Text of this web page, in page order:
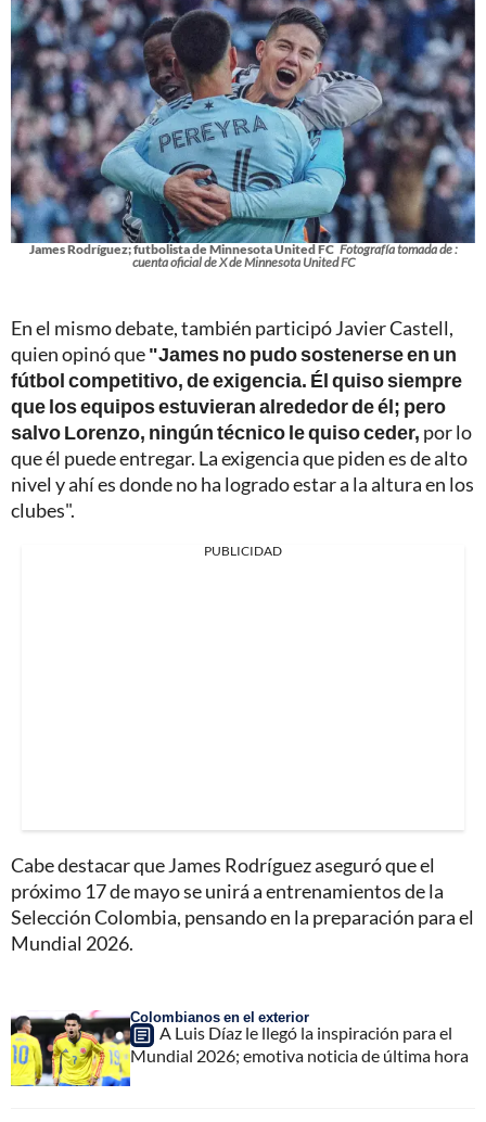
James Rodríguez; futbolista de Minnesota United FC Fotografía tomada de :
cuenta oficial de X de Minnesota United FC
En el mismo debate, también participó Javier Castell,
quien opinó que"James no pudo sostenerse en un
fútbol competitivo, de exigencia. Él quiso siempre
que los equipos estuvieran alrededor de él; pero
salvo Lorenzo, ningún técnico le quiso ceder, por lo
que él puede entregar. La exigencia que piden es de alto
nivel y ahí es donde no ha logrado estar a la altura en los
clubes".
PUBLICIDAD
Cabe destacar que James Rodríguez aseguró que el
próximo 17 de mayo se unirá a entrenamientos de la
Selección Colombia, pensando en la preparación para el
Mundial 2026.
Colombianos en el exterior
A Luis Díaz le llegó la inspiración para el
Mundial 2026; emotiva noticia de última hora